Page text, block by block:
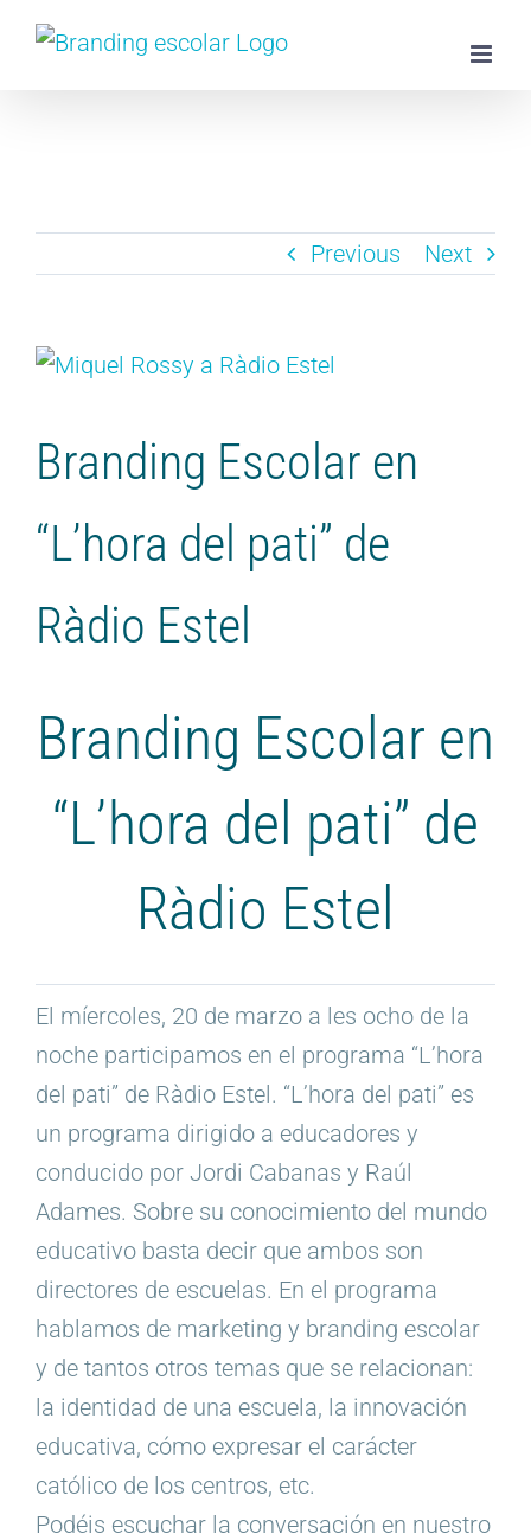
Skip
Previous Next
View
Image
Branding Escolar en
“L’hora del pati” de
Ràdio Estel
Branding Escolar en
“L’hora del pati” de
Ràdio Estel
El míercoles, 20 de marzo a les ocho de la
noche participamos en el programa “L’hora
del pati” de Ràdio Estel. “L’hora del pati” es
un programa dirigido a educadores y
conducido por Jordi Cabanas y Raúl
Adames. Sobre su conocimiento del mundo
educativo basta decir que ambos son
directores de escuelas. En el programa
hablamos de marketing y branding escolar
y de tantos otros temas que se relacionan:
la identidad de una escuela, la innovación
educativa, cómo expresar el carácter
católico de los centros, etc.
Podéis escuchar la conversación en nuestro